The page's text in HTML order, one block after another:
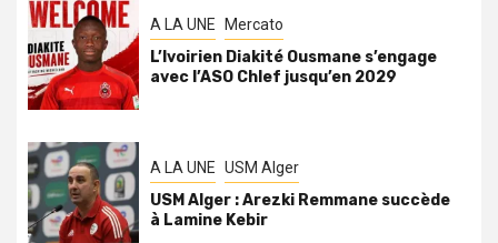
A LA UNE Mercato
L’Ivoirien Diakité Ousmane s’engage
avec l’ASO Chlef jusqu’en 2029
A LA UNE USM Alger
USM Alger : Arezki Remmane succède
à Lamine Kebir